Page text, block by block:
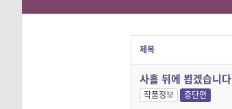
제목
사흘 뒤에 뵙겠습니다
작품정보 중단편